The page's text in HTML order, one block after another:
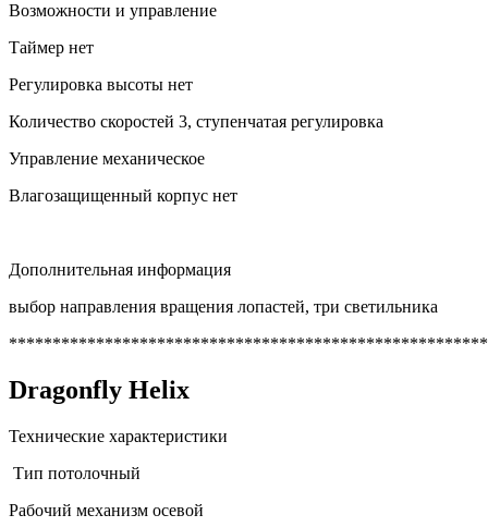
Возможности и управление
Таймер нет
Регулировка высоты нет
Количество скоростей 3, ступенчатая регулировка
Управление механическое
Влагозащищенный корпус нет
Дополнительная информация
выбор направления вращения лопастей, три светильника
Dragonfly Helix
Технические характеристики
Тип потолочный
Рабочий механизм осевой